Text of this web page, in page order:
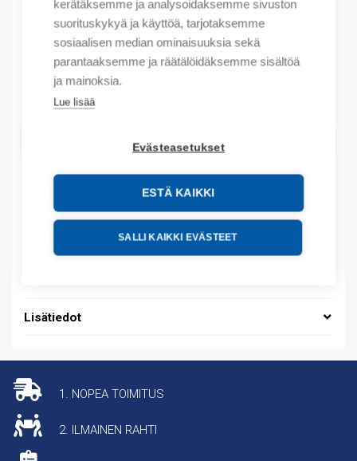
kerätäksemme ja analysoidaksemme sivuston
suorituskykyä ja käyttöä, tarjotaksemme
sosiaalisen median ominaisuuksia sekä
parantaaksemme ja räätälöidäksemme sisältöä
ja mainoksia.
Lue lisää
Evästeasetukset
ESTÄ KAIKKI
SALLI KAIKKI EVÄSTEET
/ myyntierä
Myyntierä sis. 10 kpl
Määrä
Määrä
LISÄÄ OSTOSKORIIN
Tuotekoodit
Tilauskoodi: 79481
Lisätiedot
1. NOPEA TOIMITUS
2. ILMAINEN RAHTI